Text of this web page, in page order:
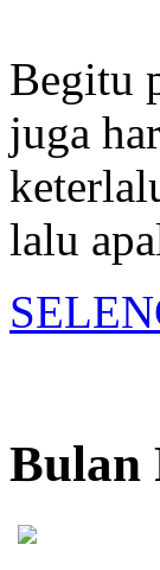
Begitu
juga
lalu
Bulan